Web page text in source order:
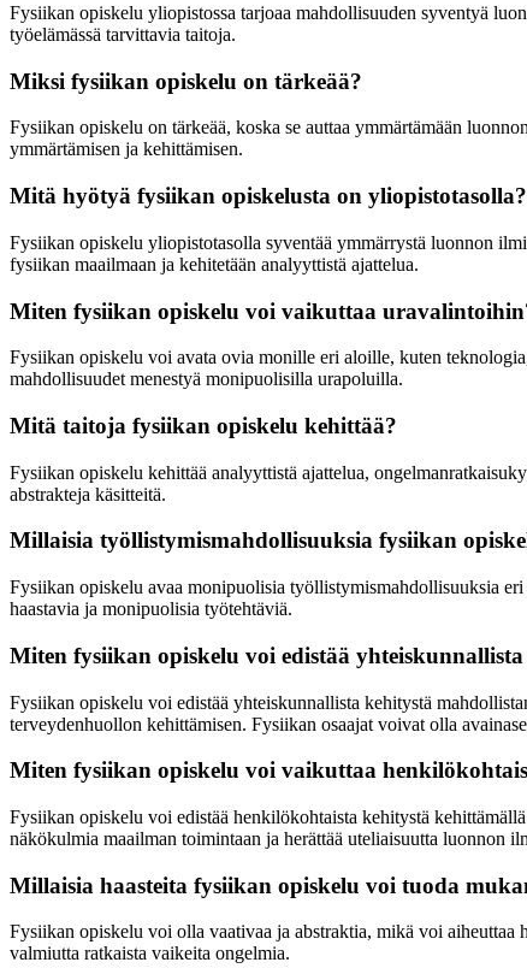
Fysiikan opiskelu yliopistossa tarjoaa mahdollisuuden syventyä
työelämässä tarvittavia taitoja.
Miksi fysiikan opiskelu on tärkeää?
Fysiikan opiskelu on tärkeää, koska se auttaa ymmärtämään
ymmärtämisen ja kehittämisen.
Mitä hyötyä fysiikan opiskelusta on yliopistotasolla?
Fysiikan opiskelu yliopistotasolla syventää ymmärrystä luonnon
fysiikan maailmaan ja kehitetään analyyttistä ajattelua.
Miten fysiikan opiskelu voi vaikuttaa
Fysiikan opiskelu voi avata ovia monille eri aloille, kuten
mahdollisuudet menestyä monipuolisilla urapoluilla.
Mitä taitoja fysiikan opiskelu kehittää?
Fysiikan opiskelu kehittää analyyttistä ajattelua,
abstrakteja käsitteitä.
Millaisia työllistymismahdollisuuksia fysiikan
Fysiikan opiskelu avaa monipuolisia työllistymismahdollisuuksia
haastavia ja monipuolisia työtehtäviä.
Miten fysiikan opiskelu voi edistää
Fysiikan opiskelu voi edistää yhteiskunnallista kehitystä
terveydenhuollon kehittämisen. Fysiikan osaajat voivat olla
Miten fysiikan opiskelu voi vaikuttaa
Fysiikan opiskelu voi edistää henkilökohtaista kehitystä
näkökulmia maailman toimintaan ja herättää uteliaisuutta luonnon
Millaisia haasteita fysiikan opiskelu voi tuoda
Fysiikan opiskelu voi olla vaativaa ja abstraktia, mikä voi
valmiutta ratkaista vaikeita ongelmia.